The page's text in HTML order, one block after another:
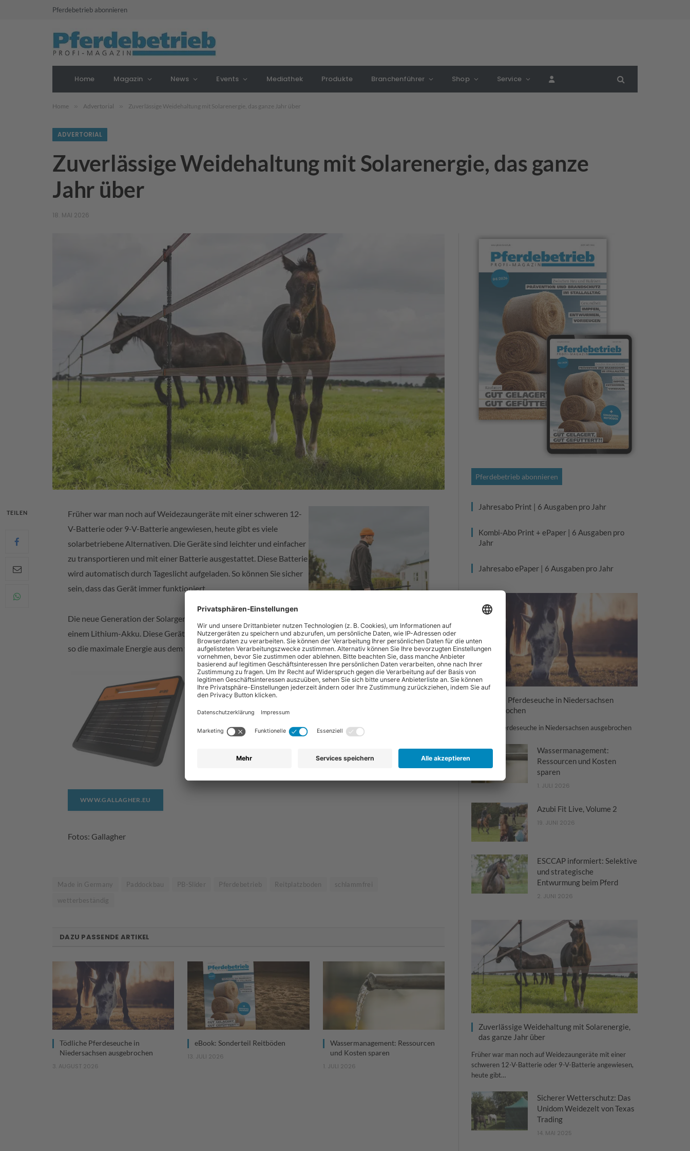
Pferdebetrieb abonnieren
Home Magazin News Events Mediathek Produkte Branchenführer Shop Service
Home » Advertorial » Zuverlässige Weidehaltung mit Solarenergie, das ganze Jahr über
ADVERTORIAL
Zuverlässige Weidehaltung mit Solarenergie, das ganze
Jahr über
18. MAI 2026
TEILEN
Früher war man noch auf Weidezaungeräte mit einer schweren 12-
V-Batterie oder 9-V-Batterie angewiesen, heute gibt es viele
solarbetriebene Alternativen. Die Geräte sind leichter und einfacher
zu transportieren und mit einer Batterie ausgestattet. Diese Batterie
wird automatisch durch Tageslicht aufgeladen. So können Sie sicher
sein, dass das Gerät immer funktioniert.
Die neue Generation der Solargeräte von Gallagher arbeitet mit
einem Lithium-Akku. Diese Geräte laden dreimal schneller und holen
so die maximale Energie aus dem verfügbaren Tageslicht heraus.
Der neue S120li, die neueste Ergänzung der Gallagher Lithium-
Reihe, ist ein großer Fortschritt. Nicht nur in Bezug auf
Zuverlässigkeit und Gewicht, sondern auch in Bezug auf die
Leistung. Im Vergleich zu anderen 1-Joule-Geräten hält er bei
WWW.GALLAGHER.EU
Fotos: Gallagher
Made in Germany Paddockbau PB-Slider Pferdebetrieb Reitplatzboden
schlammfrei
wetterbeständig
DAZU PASSENDE ARTIKEL
Tödliche Pferdeseuche in
Niedersachsen ausgebrochen
3. AUGUST 2026
eBook: Sonderteil Reitböden
13. JULI 2026
Wassermanagement: Ressourcen
und Kosten sparen
1. JULI 2026
Pferdebetrieb abonnieren
Jahresabo Print | 6 Ausgaben pro Jahr
Kombi-Abo Print + ePaper | 6 Ausgaben pro
Jahr
Jahresabo ePaper | 6 Ausgaben pro Jahr
Tödliche Pferdeseuche in Niedersachsen
ausgebrochen
Tödliche Pferdeseuche in Niedersachsen ausgebrochen
Wassermanagement:
Ressourcen und Kosten
sparen
1. JULI 2026
Azubi Fit Live, Volume 2
19. JUNI 2026
ESCCAP informiert: Selektive
und strategische
Entwurmung beim Pferd
2. JUNI 2026
Zuverlässige Weidehaltung mit Solarenergie,
das ganze Jahr über
Früher war man noch auf Weidezaungeräte mit einer
schweren 12-V-Batterie oder 9-V-Batterie angewiesen,
heute gibt…
Sicherer Wetterschutz: Das
Unidom Weidezelt von Texas
Trading
14. MAI 2025